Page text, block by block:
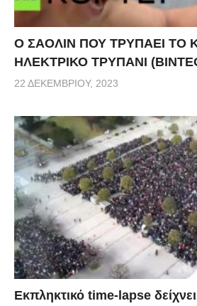
Ο ΣΑΟΛΙΝ ΠΟΥ ΤΡΥΠΑΕΙ ΤΟ
ΗΛΕΚΤΡΙΚΟ ΤΡΥΠΑΝΙ
22 ΔΕΚΕΜΒΡΊΟΥ, 2023
Εκπληκτικό time-lapse